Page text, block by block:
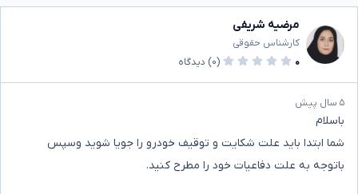
مرضیه شریفی
کارشناس حقوقی
۰
(۰) دیدگاه
۵ سال پیش
باسلام
شما ابتدا باید علت شکایت و توقیف خودرو را جویا شوید وسپس
باتوجه به علت دفاعیات خود را مطرح کنید.